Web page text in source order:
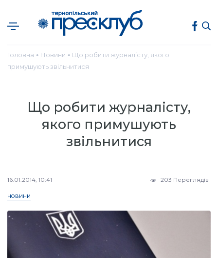
Головна ● Новини ● Що робити журналісту, якого
примушують звільнитися
Що робити журналісту,
якого примушують
звільнитися
16.01.2014, 10:41 203 Переглядів
НОВИНИ